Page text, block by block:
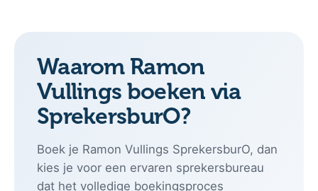
Waarom Ramon
Vullings boeken via
SprekersburO?
Boek je Ramon Vullings SprekersburO, dan
kies je voor een ervaren sprekersbureau
dat het volledige boekingsproces